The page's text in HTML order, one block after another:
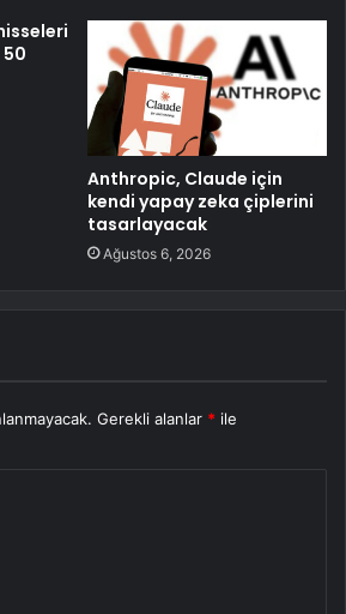
Anthropic, Claude için
kendi yapay zeka çiplerini
tasarlayacak
Ağustos 6, 2026
Gerekli alanlar * ile